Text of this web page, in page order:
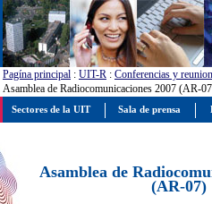
Pagína principal : UIT-R : Conferencias y
Asamblea de Radiocomunicaciones 2007 (AR-
Asamblea de
(AR-07)
Sectores de la UIT Sala de prensa